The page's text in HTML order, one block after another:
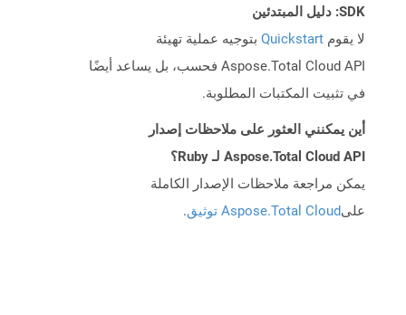
SDK: دليل المبتدئين
لا يقوم Quickstart بتوجيه عملية تهيئة
Aspose.Total Cloud API فحسب، بل يساعد أيضًا
في تثبيت المكتبات المطلوبة.
أين يمكنني العثور على ملاحظات إصدار
Aspose.Total Cloud API لـ Ruby؟
يمكن مراجعة ملاحظات الإصدار الكاملة
علىAspose.Total Cloud توثيق .